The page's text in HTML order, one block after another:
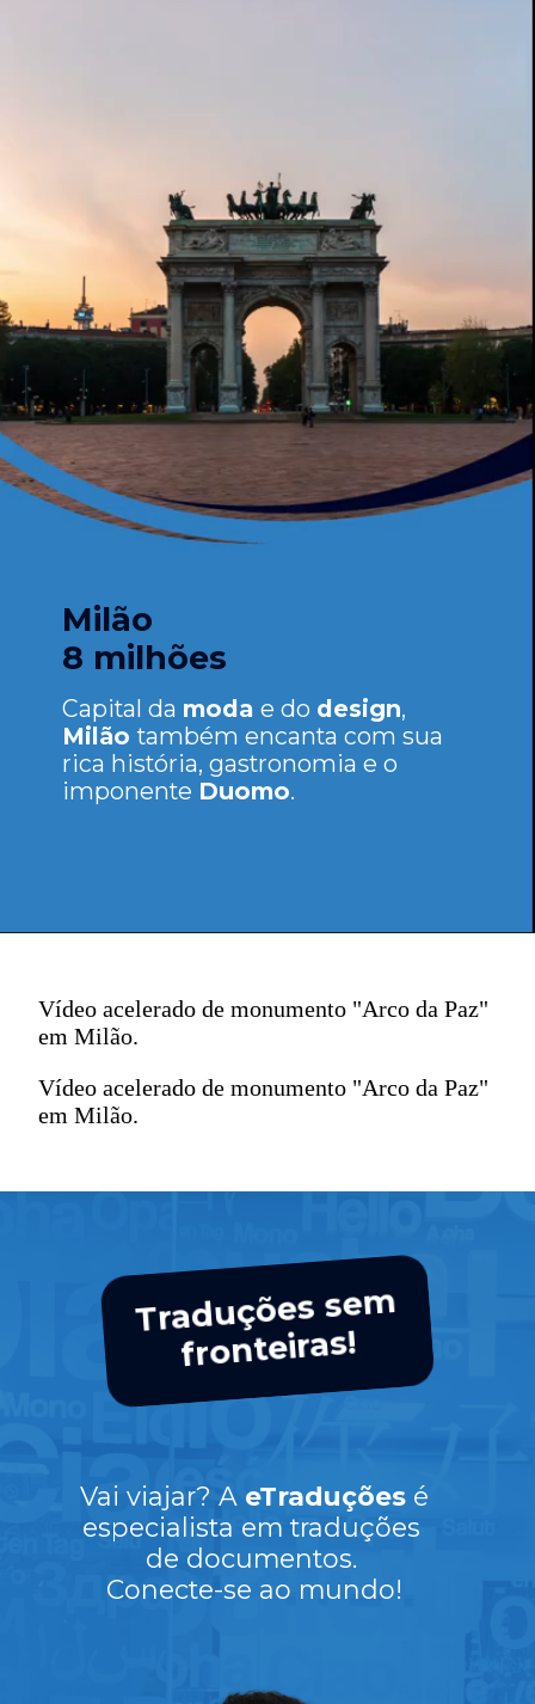
Milão
8 milhões
Capital da modae do design,
Milãotambém encanta com sua
rica história, gastronomia e o
imponente Duomo.
Vídeo acelerado de monumento "Arco da Paz"
em Milão.
Vídeo acelerado de monumento "Arco da Paz"
em Milão.
Vai viajar? A eTraduções é
especialista em traduções
de documentos.
Conecte-se ao mundo!
Traduções se
m
fronteiras!